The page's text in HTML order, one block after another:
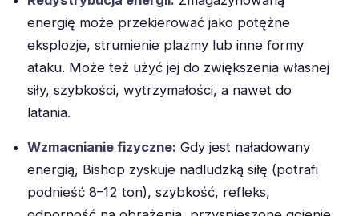
energię może przekierować jako potężne
eksplozje, strumienie plazmy lub inne formy
ataku. Może też użyć jej do zwiększenia własnej
siły, szybkości, wytrzymałości, a nawet do
latania.
Wzmacnianie fizyczne: Gdy jest naładowany
energią, Bishop zyskuje nadludzką siłę (potrafi
podnieść 8–12 ton), szybkość, refleks,